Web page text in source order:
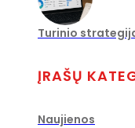
Turinio
ĮRAŠŲ
Naujienos